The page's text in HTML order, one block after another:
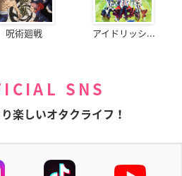
呪術廻戦 アイドリッシ...
SNS
楽しいオタクライフ！